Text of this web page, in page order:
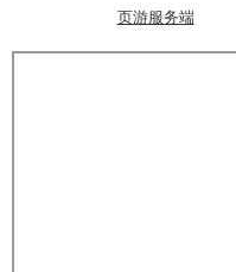
页游服务端